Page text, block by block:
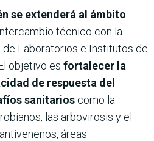
se extenderá al ámbito
técnico con la
Laboratorios e Institutos de
objetivo es fortalecer la
de respuesta del
sanitarios como la
las arbovirosis y el
áreas